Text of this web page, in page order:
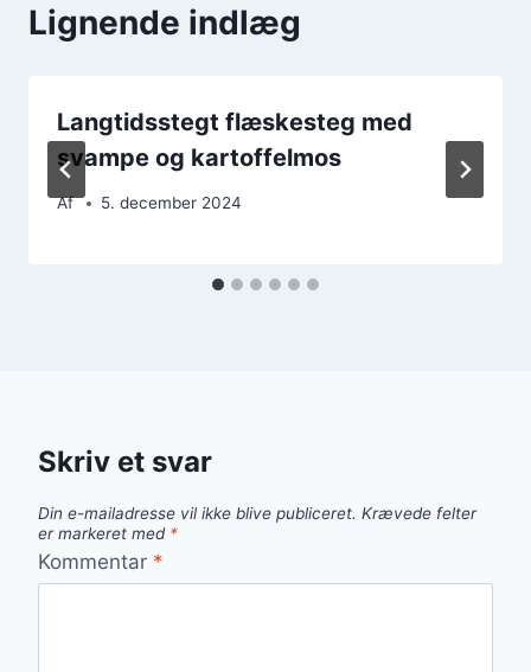
Lignende indlæg
Langtidsstegt flæskesteg med
svampe og kartoffelmos
Af 5. december 2024
Skriv et svar
Din e-mailadresse vil ikke blive publiceret. Krævede felter
er markeret med *
Kommentar *